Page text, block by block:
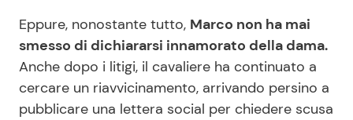
Eppure, nonostante tutto, Marco non ha mai
smesso di dichiararsi innamorato della dama.
Anche dopo i litigi, il cavaliere ha continuato a
cercare un riavvicinamento, arrivando persino a
pubblicare una lettera social per chiedere scusa